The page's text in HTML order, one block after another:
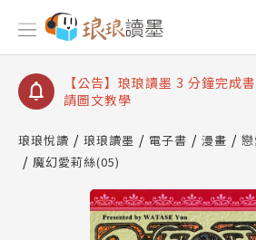
【公告】琅琅讀墨數位閱讀資
【公告】琅琅讀墨書櫃開通常
【公告】琅琅讀墨 3 分鐘完成
請圖文教學
查詢
【公告】琅琅讀墨數位閱讀資產
琅琅悅讀 琅琅讀墨 電子書 漫畫
魔幻愛莉絲(05)